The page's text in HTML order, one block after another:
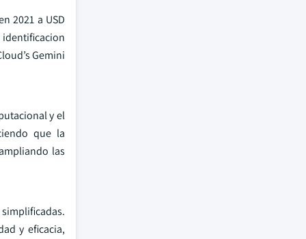
2021 a USD
identificacion
Gemini
y el
que la
las
y eficacia,